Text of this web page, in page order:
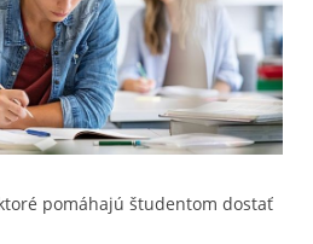
pomáhajú študentom dostať